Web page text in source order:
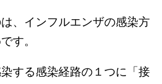
、インフルエンザの感染方
す。
する感染経路の１つに「接